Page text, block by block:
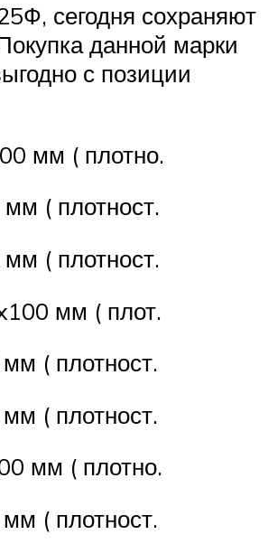
сегодня сохраняют
данной марки
с позиции
мм ( плотно.
( плотност.
( плотност.
мм ( плот.
( плотност.
( плотност.
мм ( плотно.
( плотност.